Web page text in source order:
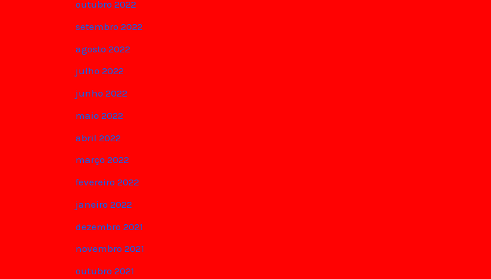
outubro 2022
setembro 2022
agosto 2022
julho 2022
junho 2022
maio 2022
abril 2022
março 2022
fevereiro 2022
janeiro 2022
dezembro 2021
novembro 2021
outubro 2021